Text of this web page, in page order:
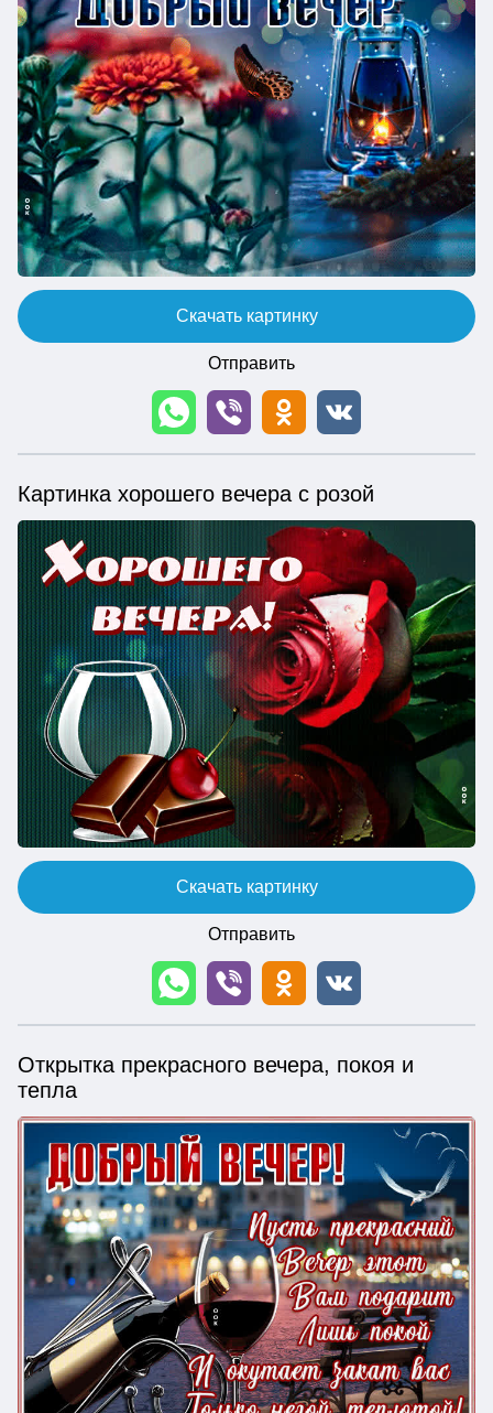
Скачать картинку
Отправить
Картинка хорошего вечера с розой
Скачать картинку
Отправить
Открытка прекрасного вечера, покоя и
тепла